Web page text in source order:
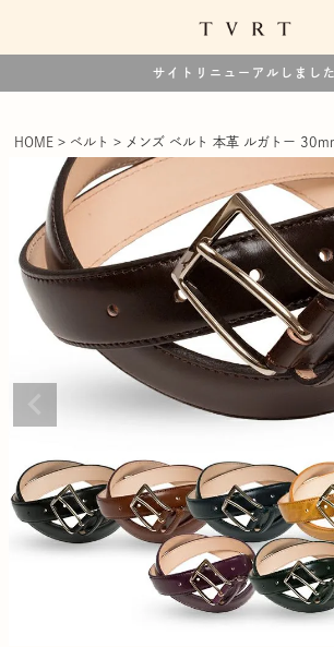
サイトリニューアルしました
HOME ベルト メンズ ベルト 本革 ルガトー